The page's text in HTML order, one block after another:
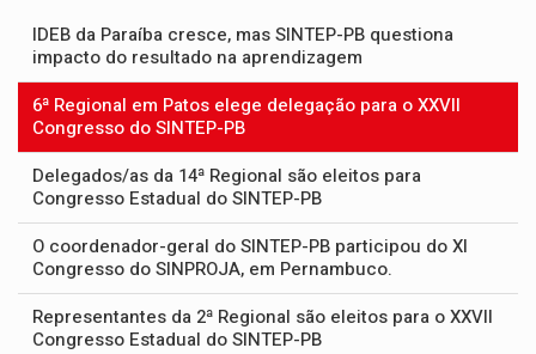
IDEB da Paraíba cresce, mas SINTEP-PB questiona
impacto do resultado na aprendizagem
6ª Regional em Patos elege delegação para o XXVII
Congresso do SINTEP-PB
Delegados/as da 14ª Regional são eleitos para
Congresso Estadual do SINTEP-PB
O coordenador-geral do SINTEP-PB participou do XI
Congresso do SINPROJA, em Pernambuco.
Representantes da 2ª Regional são eleitos para o XXVII
Congresso Estadual do SINTEP-PB